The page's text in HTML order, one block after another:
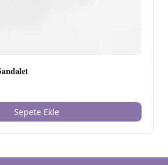
Sepete Ekle